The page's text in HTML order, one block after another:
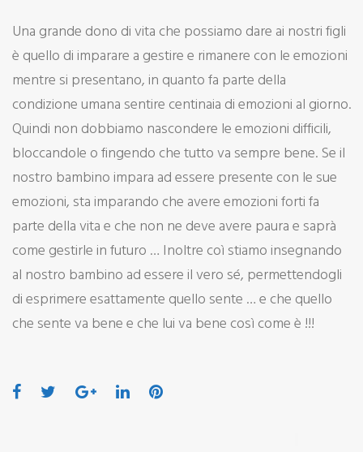
Una grande dono di vita che possiamo dare ai nostri figli
è quello di imparare a gestire e rimanere con le emozioni
mentre si presentano, in quanto fa parte della
condizione umana sentire centinaia di emozioni al giorno.
Quindi non dobbiamo nascondere le emozioni difficili,
bloccandole o fingendo che tutto va sempre bene. Se il
nostro bambino impara ad essere presente con le sue
emozioni, sta imparando che avere emozioni forti fa
parte della vita e che non ne deve avere paura e saprà
come gestirle in futuro … Inoltre coì stiamo insegnando
al nostro bambino ad essere il vero sé, permettendogli
di esprimere esattamente quello sente … e che quello
che sente va bene e che lui va bene così come è !!!
Facebook
TwitterGoogle+LinkedInPinterest